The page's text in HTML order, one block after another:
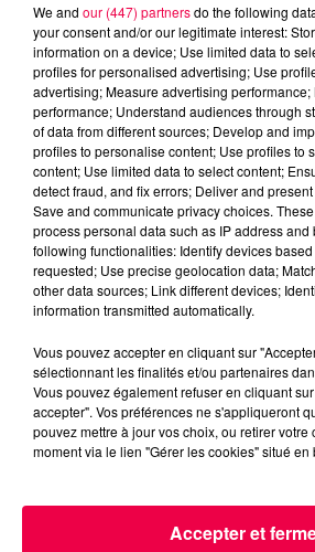
Flash infos
Crédit :Flash infos
podcasts/2023/12/CHQ-
We and our (447) partnersdo the following
your consent and/or our legitimate interest:
information on a device; Use limited data to
profiles for personalised advertising; Use
advertising; Measure advertising
performance; Understand audiences through
of data from different sources; Develop and
profiles to personalise content; Use profiles to
content; Use limited data to select content;
detect fraud, and fix errors; Deliver and
Save and communicate privacy choices.
process personal data such as IP address and
following functionalities: Identify devices
requested; Use precise geolocation data;
other data sources; Link different devices;
information transmitted automatically.
Vous pouvez accepter en cliquant sur
sélectionnant les finalités et/ou partenaires
Vous pouvez également refuser en cliquant
accepter". Vos préférences ne s'appliqueront
pouvez mettre à jour vos choix, ou retirer votre
moment via le lien "Gérer les cookies" situé
Accepter et